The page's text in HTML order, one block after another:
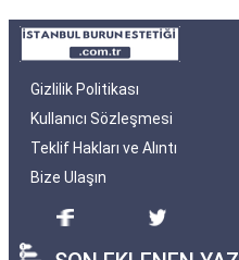
Gizlilik Politikası
Kullanıcı Sözleşmesi
Teklif Hakları ve Alıntı
Bize Ulaşın